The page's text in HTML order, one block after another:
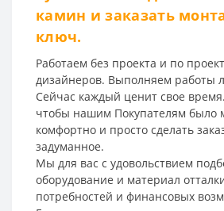
камин и заказать
ключ.
Работаем без проекта и по
дизайнеров. Выполняем работы
Сейчас каждый ценит свое
чтобы нашим Покупателям было
комфортно и просто сделать
задуманное.
Мы для вас с удовольствием
оборудование и материал
потребностей и финансовых